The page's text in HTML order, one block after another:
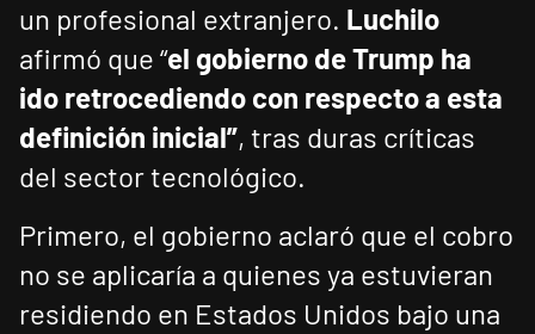
un profesional extranjero. Luchilo
afirmó que “el gobierno de Trump ha
ido retrocediendo con respecto a esta
definición inicial”, tras duras críticas
del sector tecnológico.
Primero, el gobierno aclaró que el cobro
no se aplicaría a quienes ya estuvieran
residiendo en Estados Unidos bajo una